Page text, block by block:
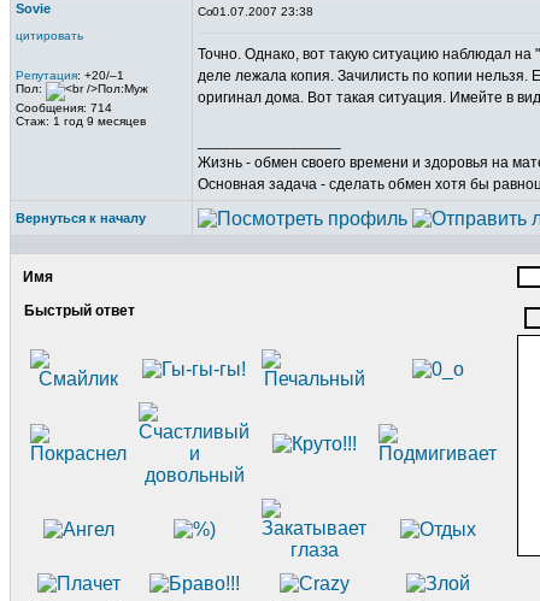
Sovie
цитировать
Репутация: +20/–1
Пол:
Сообщения: 714
Стаж: 1 год 9 месяцев
01.07.2007 23:38
Точно. Однако, вот такую ситуацию наблюдал на
деле лежала копия. Зачилисть по копии нельзя.
оригинал дома. Вот такая ситуация. Имейте в
Жизнь - обмен своего времени и здоровья на
Основная задача - сделать обмен хотя бы
Вернуться к началу
Имя
Быстрый ответ